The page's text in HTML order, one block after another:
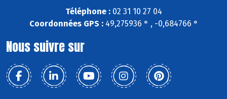
Téléphone :02 31 10 27 04
Coordonnées GPS :49,275936 ° , -0,684766 °
Nous suivre sur